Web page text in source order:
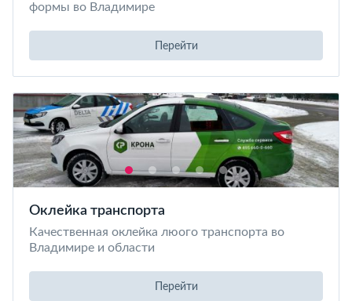
формы во Владимире
Перейти
Оклейка транспорта
Качественная оклейка люого транспорта во
Владимире и области
Перейти